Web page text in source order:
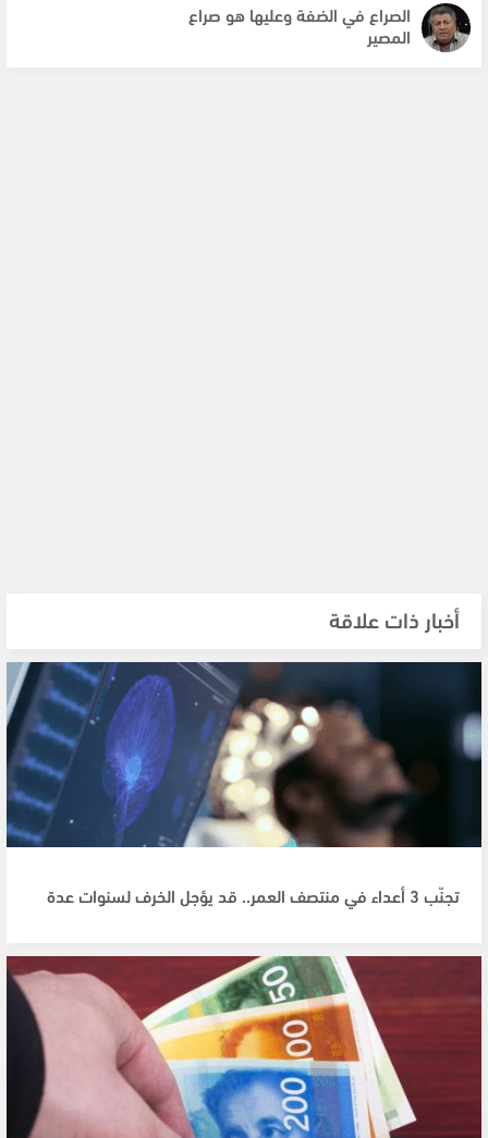
الصراع في الضفة وعليها هو صراع
المصير
أخبار ذات علاقة
تجنّب 3 أعداء في منتصف العمر.. قد يؤجل الخرف لسنوات عدة